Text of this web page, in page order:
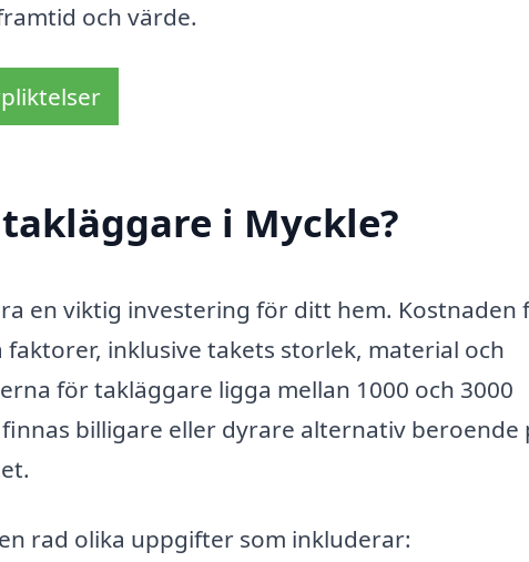
och värde.
i Myckle?
en viktig investering för ditt hem. Kostnaden
inklusive takets storlek, material och
för takläggare ligga mellan 1000 och 3000
billigare eller dyrare alternativ beroende
rad olika uppgifter som inkluderar: